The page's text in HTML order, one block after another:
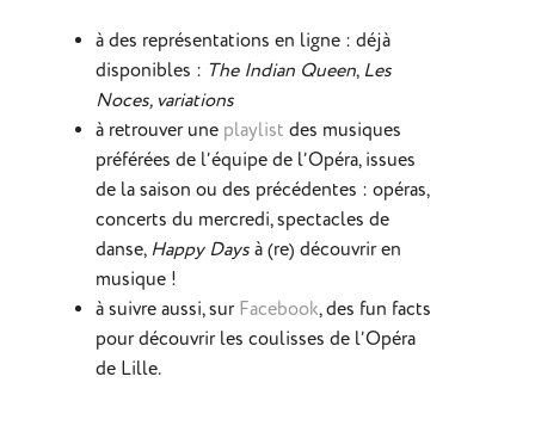
à des représentations en ligne : déjà
disponibles : The Indian Queen, Les
Noces, variations
à retrouver une playlist des musiques
préférées de l’équipe de l’Opéra, issues
de la saison ou des précédentes : opéras,
concerts du mercredi, spectacles de
danse, Happy Daysà (re) découvrir en
musique !
à suivre aussi, sur Facebook, des fun facts
pour découvrir les coulisses de l’Opéra
de Lille.